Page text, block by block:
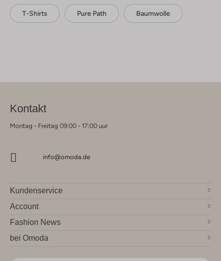
T-Shirts Pure Path Baumwolle
Kontakt
Montag - Freitag 09:00 - 17:00 uur
info@omoda.de
Kundenservice
Account
Fashion News
bei Omoda